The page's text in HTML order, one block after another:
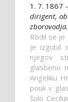
1. 7. 1867
dirigent,
zborovodja.
Rodil se je
je izgubil
njegov
glasbeno
Angeliku
pouk v
šolo